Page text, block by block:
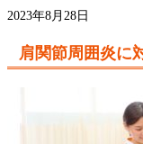
2023年8月28日
肩関節周囲炎に